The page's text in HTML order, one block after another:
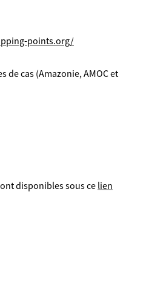
points.org/
de cas (Amazonie, AMOC et
disponibles sous ce lien